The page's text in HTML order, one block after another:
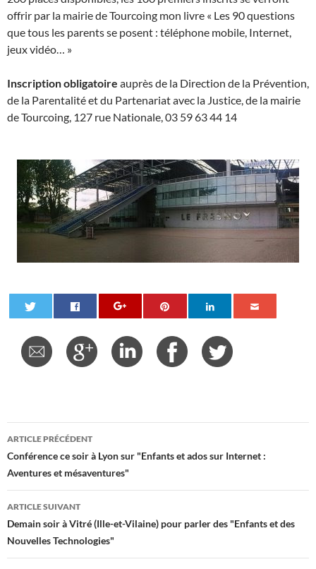
offrir par la mairie de Tourcoing mon livre « Les 90 questions
que tous les parents se posent : téléphone mobile, Internet,
jeux vidéo… »
Inscription obligatoire auprès de la Direction de la Prévention,
de la Parentalité et du Partenariat avec la Justice, de la mairie
de Tourcoing, 127 rue Nationale, 03 59 63 44 14
Navigation
des
articles
ARTICLE PRÉCÉDENT
Conférence ce soir à Lyon sur "Enfants et ados sur Internet :
Aventures et mésaventures"
ARTICLE SUIVANT
Demain soir à Vitré (Ille-et-Vilaine) pour parler des "Enfants et des
Nouvelles Technologies"